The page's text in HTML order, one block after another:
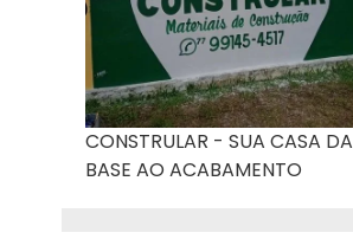
CONSTRULAR - SUA CASA DA
BASE AO ACABAMENTO